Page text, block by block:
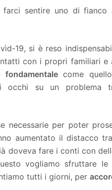
sentire uno di fianco
19, si è reso
con i propri familiari e
come quello
occhi su un problema
necessarie per poter
aumentato il distacco
doveva fare i conti con
vogliamo sfruttare le
tutti i giorni, per